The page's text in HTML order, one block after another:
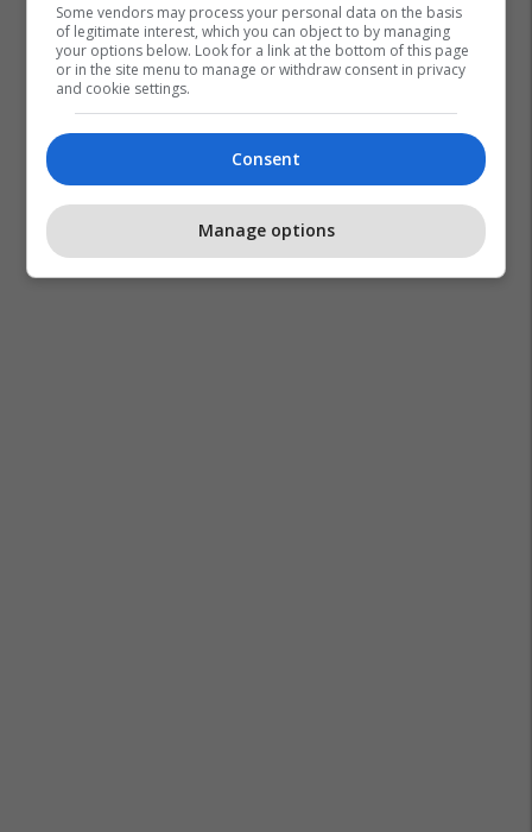
Asap Rocky Rihanna
Some vendors may process your personal data on the basis
of legitimate interest, which you can object to by managing
your options below. Look for a link at the bottom of this page
or in the site menu to manage or withdraw consent in privacy
and cookie settings.
Consent
Manage options